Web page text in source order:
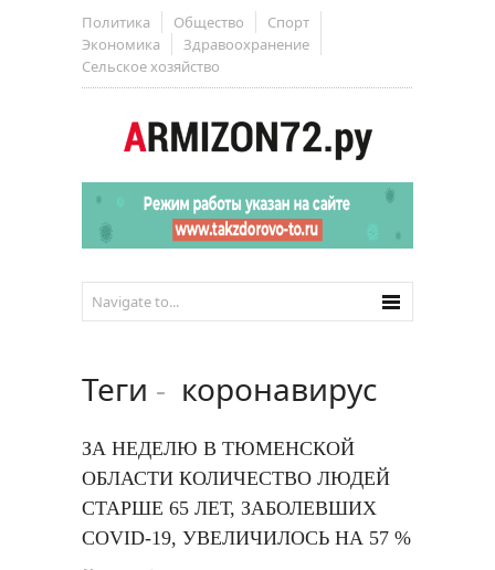
Политика Общество
Спорт
Экономика
Здравоохранение
Сельское хозяйство
Теги - коронавирус
ЗА НЕДЕЛЮ В ТЮМЕНСКОЙ
ОБЛАСТИ КОЛИЧЕСТВО ЛЮДЕЙ
СТАРШЕ 65 ЛЕТ, ЗАБОЛЕВШИХ
COVID-19, УВЕЛИЧИЛОСЬ НА 57 %